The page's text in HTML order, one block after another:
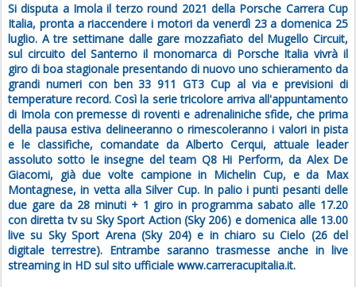
Si disputa a Imola il terzo round 2021 della Porsche Carrera Cup
Italia, pronta a riaccendere i motori da venerdì 23 a domenica 25
luglio. A tre settimane dalle gare mozzafiato del Mugello Circuit,
sul circuito del Santerno il monomarca di Porsche Italia vivrà il
giro di boa stagionale presentando di nuovo uno schieramento da
grandi numeri con ben 33 911 GT3 Cup al via e previsioni di
temperature record. Così la serie tricolore arriva all'appuntamento
di Imola con premesse di roventi e adrenaliniche sfide, che prima
della pausa estiva delineeranno o rimescoleranno i valori in pista
e le classifiche, comandate da Alberto Cerqui, attuale leader
assoluto sotto le insegne del team Q8 Hi Perform, da Alex De
Giacomi, già due volte campione in Michelin Cup, e da Max
Montagnese, in vetta alla Silver Cup. In palio i punti pesanti delle
due gare da 28 minuti + 1 giro in programma sabato alle 17.20
con diretta tv su Sky Sport Action (Sky 206) e domenica alle 13.00
live su Sky Sport Arena (Sky 204) e in chiaro su Cielo (26 del
digitale terrestre). Entrambe saranno trasmesse anche in live
streaming in HD sul sito ufficiale www.carreracupitalia.it.